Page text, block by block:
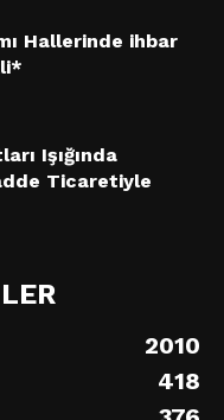
Hallerinde ihbar
Işığında
Ticaretiyle
2010
418